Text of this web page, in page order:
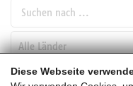
Diese Webseite